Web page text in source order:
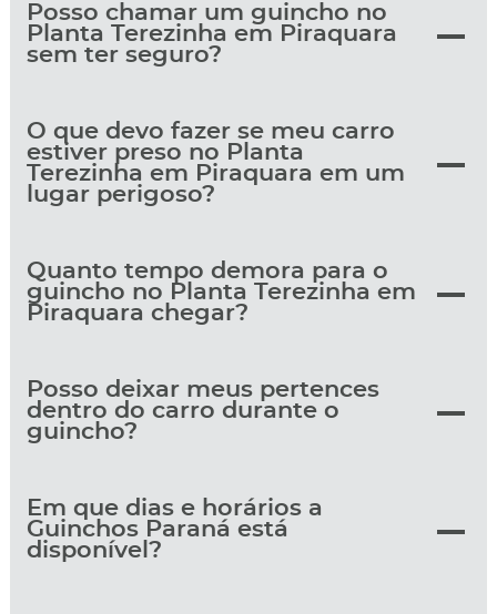
Posso chamar um guincho no
Planta Terezinha em Piraquara
sem ter seguro?
O que devo fazer se meu carro
estiver preso no Planta
Terezinha em Piraquara em um
lugar perigoso?
Quanto tempo demora para o
guincho no Planta Terezinha em
Piraquara chegar?
Posso deixar meus pertences
dentro do carro durante o
guincho?
Em que dias e horários a
Guinchos Paraná está
disponível?